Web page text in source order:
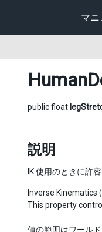
マニ
public float
説明
IK 使用のときに許
Inverse Kinematics
This property
値の範囲はワール